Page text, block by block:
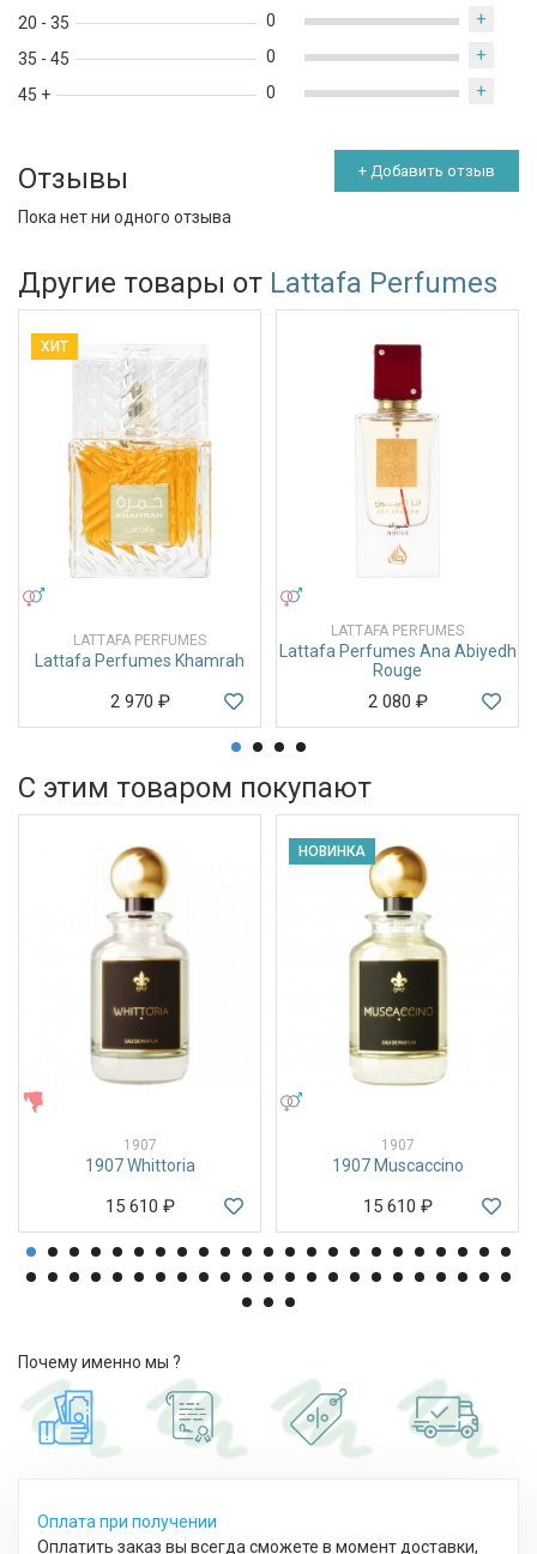
20 - 35
35 - 45
45 +
0 +
0 +
0 +
Отзывы + Добавить отзыв
Пока нет ни одного отзыва
Другие товары от Lattafa Perfumes
ХИТ
LATTAFA PERFUMES
Lattafa Perfumes Khamrah
2 970 ₽
LATTAFA PERFUMES
Lattafa Perfumes Ana Abiyedh
Rouge
2 080 ₽
С этим товаром покупают
1907
1907 Whittoria
15 610 ₽
НОВИНКА
1907
1907 Muscaccino
15 610 ₽
Почему именно мы ?
Оплата при получении
Оплатить заказ вы всегда сможете в момент доставки,